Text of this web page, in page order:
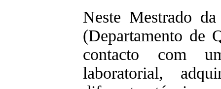
Neste Mestrado
(Departamento de
contacto com
laboratorial,